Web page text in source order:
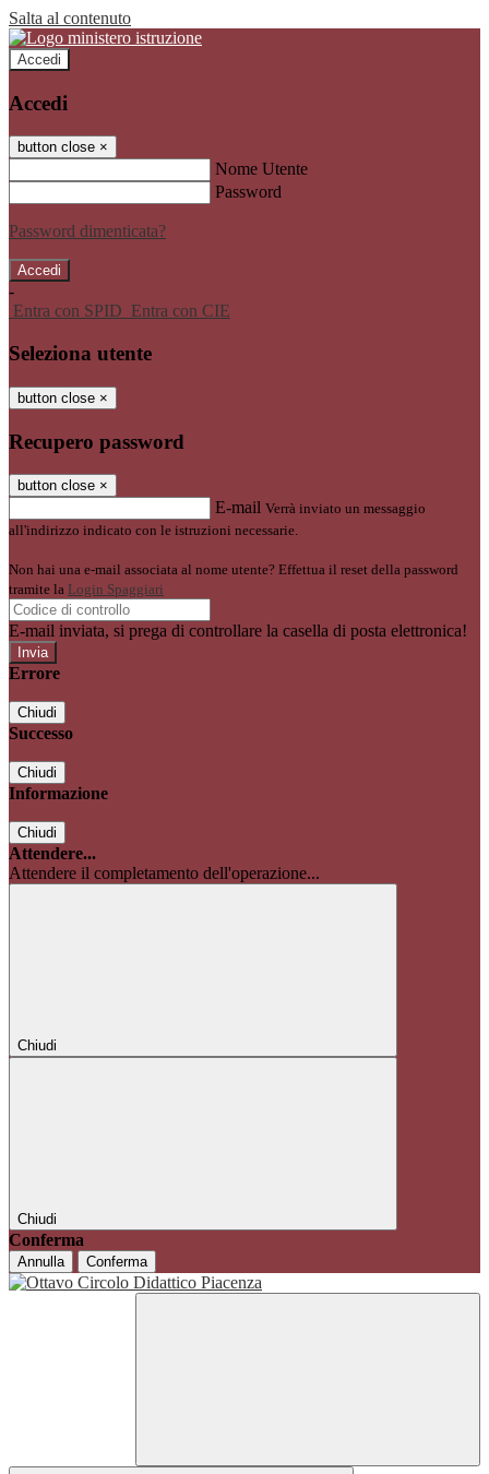
Salta al contenuto
Accedi
Accedi
button close ×
Nome Utente
Password
Password dimenticata?
-
Entra con SPID Entra con CIE
Seleziona utente
button close ×
Recupero password
button close ×
E-mail Verrà inviato un messaggio
all'indirizzo indicato con le istruzioni necessarie.
Non hai una e-mail associata al nome utente? Effettua il reset della password
tramite la Login Spaggiari
E-mail inviata, si prega di controllare la casella di posta elettronica!
Errore
Chiudi
Successo
Chiudi
Informazione
Chiudi
Attendere...
Attendere il completamento dell'operazione...
Chiudi
Chiudi
Conferma
Annulla Conferma